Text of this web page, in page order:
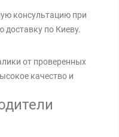
консультацию при
доставку по Киеву.
от проверенных
качество и